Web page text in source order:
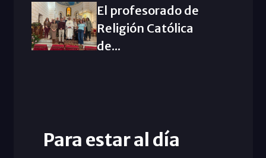
El profesorado de
Religión Católica
de...
Para estar al día